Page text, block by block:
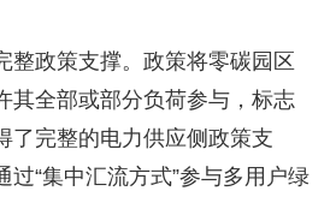
整政策支撑。政策将零碳园区
其全部或部分负荷参与，标志
了完整的电力供应侧政策支
过“集中汇流方式”参与多用户绿